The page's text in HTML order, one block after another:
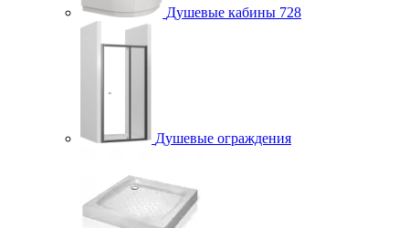
Душевые кабины 728
Душевые ограждения